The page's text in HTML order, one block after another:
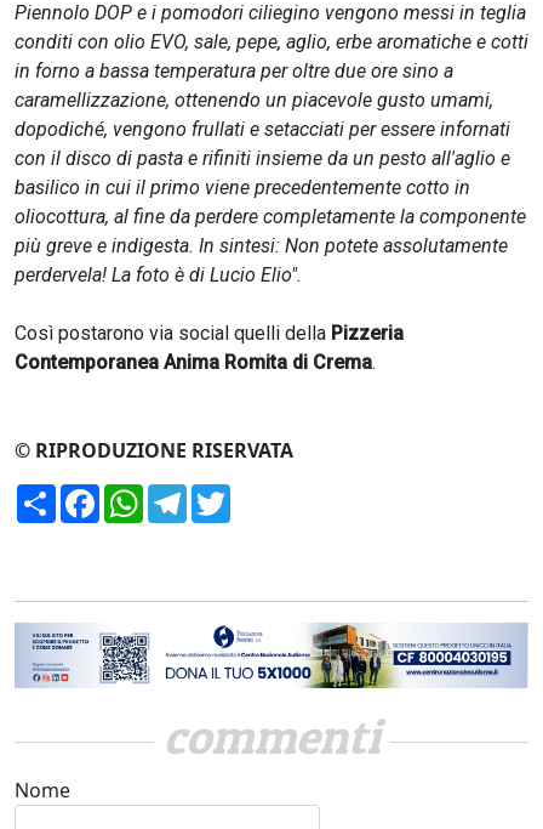
Piennolo DOP e i pomodori ciliegino vengono messi in teglia
conditi con olio EVO, sale, pepe, aglio, erbe aromatiche e cotti
in forno a bassa temperatura per oltre due ore sino a
caramellizzazione, ottenendo un piacevole gusto umami,
dopodiché, vengono frullati e setacciati per essere infornati
con il disco di pasta e rifiniti insieme da un pesto all'aglio e
basilico in cui il primo viene precedentemente cotto in
oliocottura, al fine da perdere completamente la componente
più greve e indigesta. In sintesi: Non potete assolutamente
perdervela! La foto è di Lucio Elio".
Così postarono via social quelli della Pizzeria
Contemporanea Anima Romita di Crema.
© RIPRODUZIONE RISERVATA
CondividiFacebookWhatsApp
Telegram
commenti
Nome